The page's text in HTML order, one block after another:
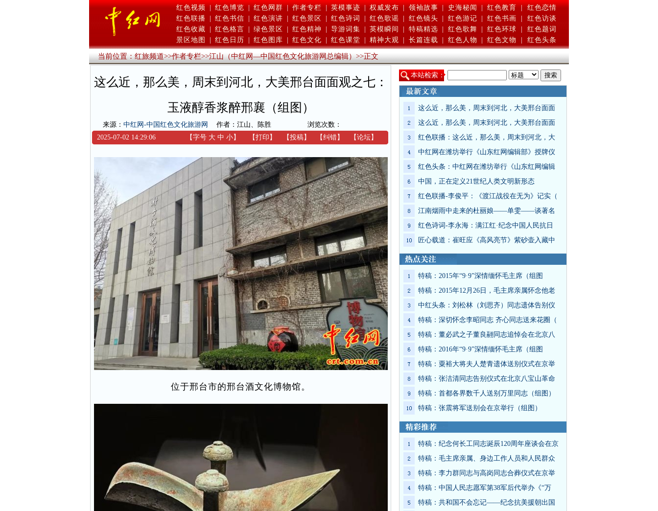
红色视频 | 红色博览 | 红色网群 | 作者专栏 | 英模事迹 | 权威发布 | 领袖故事 | 史海秘闻 | 红色教育 |
红色恋情
红色联播
红色书信 红色演讲 红色景区 红色诗词 红色歌谣 红色镜头 红色游记 红色书画
红色访谈
红色收藏
红色格言 绿色景区 红色精神 导游词集 英模瞬间 特稿精选 红色歌舞 红色环球
红色题词
景区地图
红色日历 红色图库 红色文化 红色课堂 精神大观 长篇连载 红色人物 红色文物 红色头条
当前位置：红旅频道>>作者专栏>>江山（中红网—中国红色文化旅游网总编辑）>>正文
这么近，那么美，周末到河北，大美邢台面面观之七：
玉液醇香浆醉邢襄（组图）
来源： 中红网-中国红色文化旅游网 作者：江山、陈胜
浏览次数：
2025-07-02 14:29:06
【字号 大 中 小】 【打印 】 【投稿】 【纠错】 【论坛】
位于邢台市的邢台酒文化博物馆。
本站检索：
这么近，那么美，周末到河北，大美邢台面面
这么近，那么美，周末到河北，大美邢台面面
红色联播：这么近，那么美，周末到河北，大
中红网在潍坊举行《山东红网编辑部》授牌仪
红色头条：中红网在潍坊举行《山东红网编辑
中国，正在定义21世纪人类文明新形态
红色联播-李俊平：《渡江战役在无为》记实（
江南烟雨中走来的杜丽娘——单雯——谈著名
红色诗词-李永海：满江红·纪念中国人民抗日
匠心载道：崔旺应《高风亮节》紫砂壶入藏中
特稿：2015年“9·9”深情缅怀毛主席（组图
特稿：2015年12月26日，毛主席亲属怀念他老
中红头条：刘松林（刘思齐）同志遗体告别仪
特稿：深切怀念李昭同志 齐心同志送来花圈（
特稿：董必武之子董良翮同志追悼会在北京八
特稿：2016年“9·9”深情缅怀毛主席（组图
特稿：粟裕大将夫人楚青遗体送别仪式在京举
特稿：张洁清同志告别仪式在北京八宝山革命
特稿：首都各界数千人送别万里同志（组图）
特稿：张震将军送别会在京举行（组图）
特稿：纪念何长工同志诞辰120周年座谈会在京
特稿：毛主席亲属、身边工作人员和人民群众
特稿：李力群同志与高岗同志合葬仪式在京举
特稿：中国人民志愿军第38军后代举办《“万
特稿：共和国不会忘记——纪念抗美援朝出国